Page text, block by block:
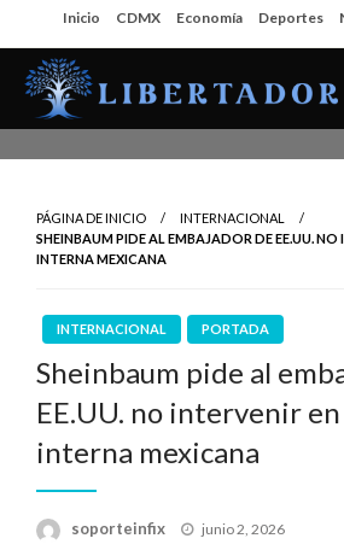
al
contenido
Inicio CDMX Economía Deportes
PÁGINA DE INICIO
INTERNACIONAL
SHEINBAUM PIDE AL EMBAJADOR DE EE.UU.
INTERNA MEXICANA
INTERNACIONAL PORTADA
Sheinbaum pide al
EE.UU. no intervenir
interna mexicana
soporteinfix
Publicado
junio 2, 2026